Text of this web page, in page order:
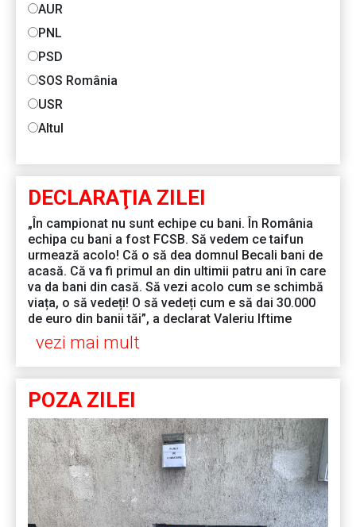
AUR
PNL
PSD
SOS România
USR
Altul
DECLARAŢIA ZILEI
„În campionat nu sunt echipe cu bani. În România
echipa cu bani a fost FCSB. Să vedem ce taifun
urmează acolo! Că o să dea domnul Becali bani de
acasă. Că va fi primul an din ultimii patru ani în care
va da bani din casă. Să vezi acolo cum se schimbă
viața, o să vedeți! O să vedeți cum e să dai 30.000
de euro din banii tăi”, a declarat Valeriu Iftime
vezi mai mult
POZA ZILEI